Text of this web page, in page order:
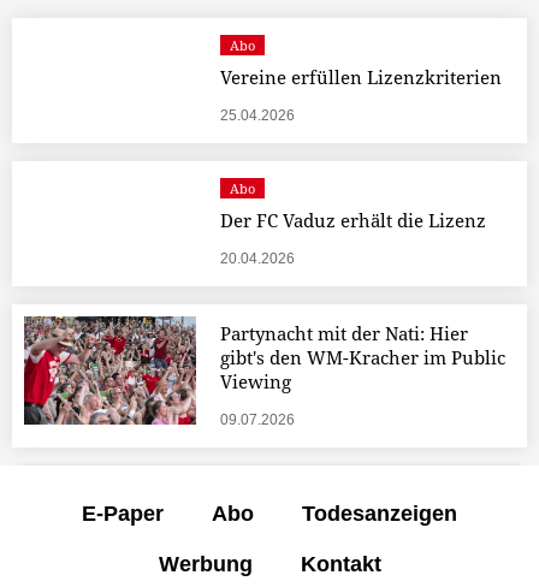
Abo
Vereine erfüllen Lizenzkriterien
25.04.2026
Abo
Der FC Vaduz erhält die Lizenz
20.04.2026
Partynacht mit der Nati: Hier
gibt's den WM-Kracher im Public
Viewing
09.07.2026
E-Paper Abo Todesanzeigen
Werbung Kontakt